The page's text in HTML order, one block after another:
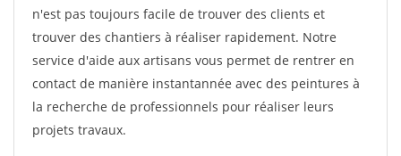
n'est pas toujours facile de trouver des clients et
trouver des chantiers à réaliser rapidement. Notre
service d'aide aux artisans vous permet de rentrer en
contact de manière instantannée avec des peintures à
la recherche de professionnels pour réaliser leurs
projets travaux.